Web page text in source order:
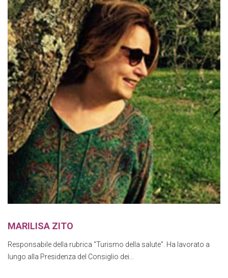
MARILISA ZITO
Responsabile della rubrica "Turismo della salute". Ha lavorato a
lungo alla Presidenza del Consiglio dei...